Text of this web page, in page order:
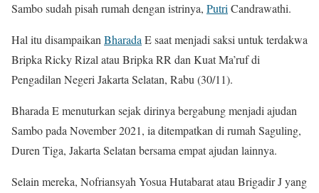
Sambo sudah pisah rumah dengan istrinya, Putri Candrawathi.
Hal itu disampaikan Bharada E saat menjadi saksi untuk terdakwa
Bripka Ricky Rizal atau Bripka RR dan Kuat Ma’ruf di
Pengadilan Negeri Jakarta Selatan, Rabu (30/11).
Bharada E menuturkan sejak dirinya bergabung menjadi ajudan
Sambo pada November 2021, ia ditempatkan di rumah Saguling,
Duren Tiga, Jakarta Selatan bersama empat ajudan lainnya.
Selain mereka, Nofriansyah Yosua Hutabarat atau Brigadir J yang